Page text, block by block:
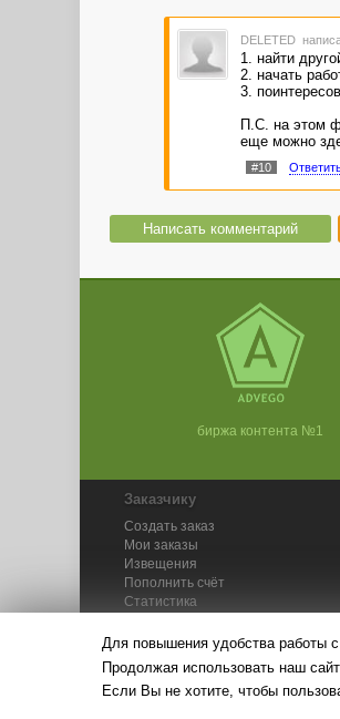
DELETED
1. найти
2. начать
3.
П.С. на этом
еще можно
#10
Написать комментарий
биржа контента №1
Заказчику
Создать заказ
Мои заказы
Извещения
Пополнить счёт
Статистика
©
Для повышения удобства работы
Продолжая использовать наш
Если Вы не хотите, чтобы